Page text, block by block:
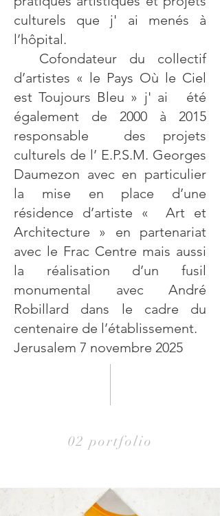
culturels que j' ai menés à
l’hôpital.
Cofondateur du collectif
d’artistes « le Pays Où le Ciel
est Toujours Bleu » j' ai été
également de 2000 à 2015
responsable des projets
culturels de l’ E.P.S.M. Georges
Daumezon avec en particulier
la mise en place d’une
résidence d’artiste « Art et
Architecture » en partenariat
avec le Frac Centre mais aussi
la réalisation d’un fusil
monumental avec André
Robillard dans le cadre du
centenaire de l’établissement.
Jerusalem 7 novembre 2025
02 portfolio